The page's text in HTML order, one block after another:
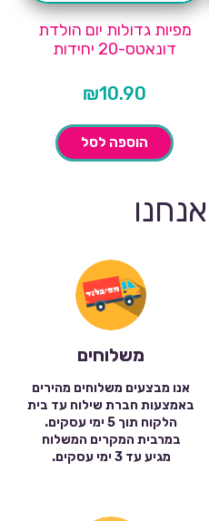
מפיות גדולות יום הולדת
דונאטס-20 יחידות
₪10.90
הוספה לסל
משלוחים
אנו מבצעים משלוחים מהירים
באמצעות חברת שילוח עד בית
הלקוח תוך 5 ימי עסקים.
במרבית המקרים המשלוח
מגיע עד 3 ימי עסקים.